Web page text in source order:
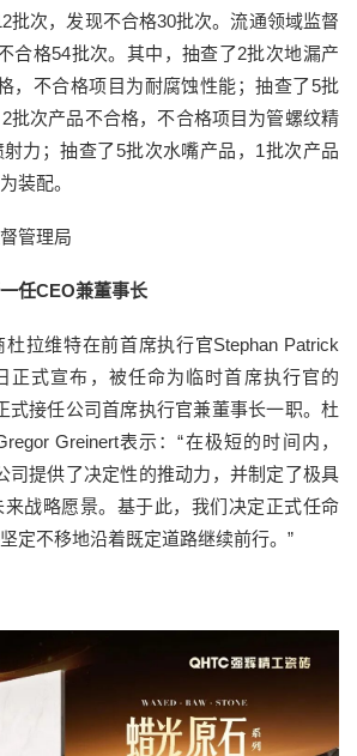
批次，发现不合格30批次。流通领域监督
合格54批次。其中，抽查了2批次地漏产
，不合格项目为耐腐蚀性能；抽查了5批
批次产品不合格，不合格项目为管螺纹精
力；抽查了5批次水嘴产品，1批次产品
装配。
管理局
任CEO兼董事长
拉维特在前首席执行官Stephan Patrick
正式宣布，被任命为临时首席执行官的
式接任公司首席执行官兼董事长一职。杜
Greinert表示：“在极短的时间内，
司提供了决定性的推动力，并制定了极具
战略愿景。基于此，我们决定正式任命
定不移地沿着既定道路继续前行。”